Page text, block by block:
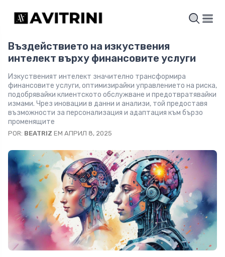
Въздействието на изкуствения
интелект върху финансовите услуги
Изкуственият интелект значително трансформира
финансовите услуги, оптимизирайки управлението на риска,
подобрявайки клиентското обслужване и предотвратявайки
измами. Чрез иновации в данни и анализи, той предоставя
възможности за персонализация и адаптация към бързо
променящите
POR: BEATRIZ EM АПРИЛ 8, 2025